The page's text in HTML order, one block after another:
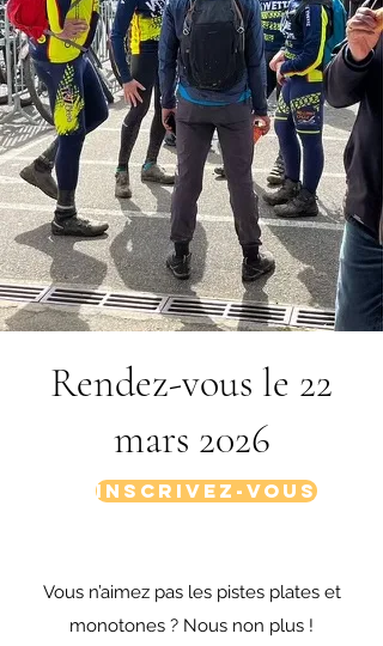
Rendez-vous le 22
mars 2026
Inscrivez-vous
Vous n’aimez pas les pistes plates et
monotones ? Nous non plus !